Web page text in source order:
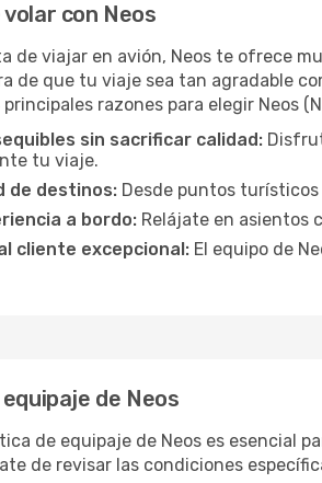
con Neos
de viajar en avión, Neos te ofrece
de que tu viaje sea tan agradable
razones para elegir Neos
sin sacrificar calidad:
tu viaje.
de destinos: Desde puntos
a bordo: Relájate en asientos
cliente excepcional: El equipo de
de Neos
de equipaje de Neos es esencial
de revisar las condiciones